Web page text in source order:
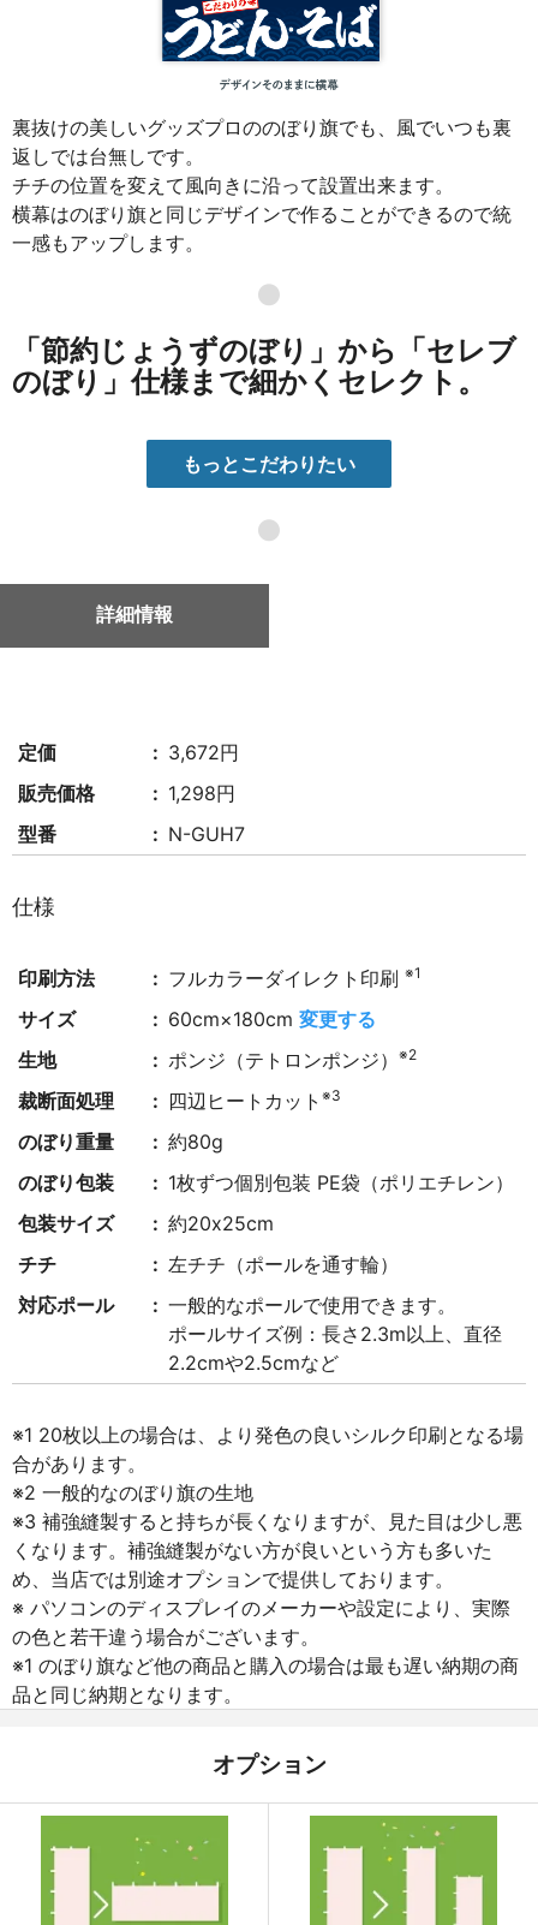
裏抜けの美しいグッズプロののぼり旗でも、風でいつも裏
返しでは台無しです。
チチの位置を変えて風向きに沿って設置出来ます。
横幕はのぼり旗と同じデザインで作ることができるので統
一感もアップします。
●
「節約じょうずのぼり」から「セレブ
のぼり」仕様まで細かくセレクト。
もっとこだわりたい
●
詳細情報
定価
3,672円
販売価格
1,298円
型番
N-GUH7
仕様
印刷方法 フルカラーダイレクト印刷※1
サイズ 60cm×180cm変更する
生地
ポンジ（テトロンポンジ）※2
裁断面処理 四辺ヒートカット※3
のぼり重量
約80g
のぼり包装
1枚ずつ個別包装 PE袋（ポリエチレン）
包装サイズ
約20x25cm
チチ
左チチ（ポールを通す輪）
対応ポール
一般的なポールで使用できます。
ポールサイズ例：長さ2.3m以上、直径
2.2cmや2.5cmなど
※1 20枚以上の場合は、より発色の良いシルク印刷となる場
合があります。
※2 一般的なのぼり旗の生地
※3 補強縫製すると持ちが長くなりますが、見た目は少し悪
くなります。補強縫製がない方が良いという方も多いた
め、当店では別途オプションで提供しております。
※ パソコンのディスプレイのメーカーや設定により、実際
の色と若干違う場合がございます。
※1 のぼり旗など他の商品と購入の場合は最も遅い納期の商
品と同じ納期となります。
オプション